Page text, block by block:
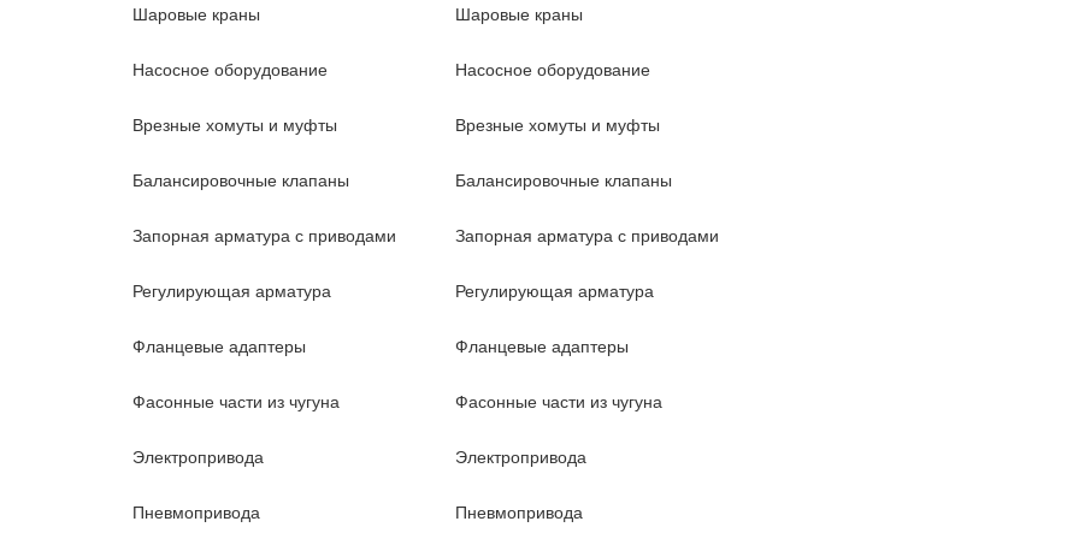
Шаровые краны
Насосное оборудование
Врезные хомуты и муфты
Балансировочные клапаны
Запорная арматура с приводами
Регулирующая арматура
Фланцевые адаптеры
Фасонные части из чугуна
Электропривода
Пневмопривода
Шаровые краны
Насосное оборудование
Врезные хомуты и муфты
Балансировочные клапаны
Запорная арматура с приводами
Регулирующая арматура
Фланцевые адаптеры
Фасонные части из чугуна
Электропривода
Пневмопривода